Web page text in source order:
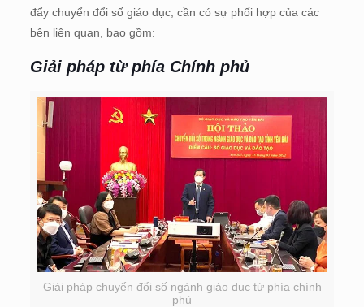
đẩy chuyển đổi số giáo dục, cần có sự phối hợp của các
bên liên quan, bao gồm:
Giải pháp từ phía Chính phủ
Giải pháp chuyển đổi số ngành giáo dục từ phía chính
phủ